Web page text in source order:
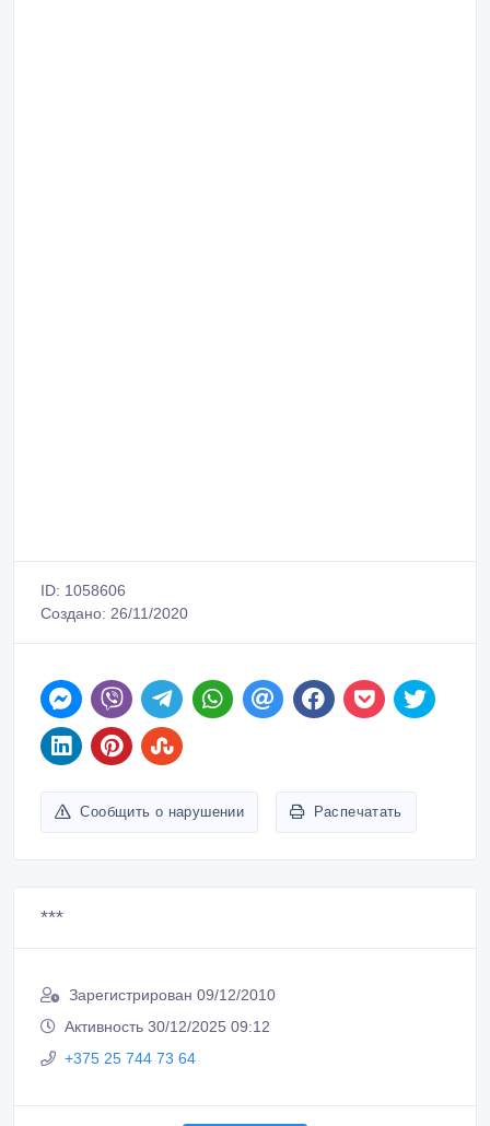
ID: 1058606
Создано: 26/11/2020
Сообщить о нарушении Распечатать
***
Зарегистрирован 09/12/2010
Активность 30/12/2025 09:12
+375 25 744 73 64